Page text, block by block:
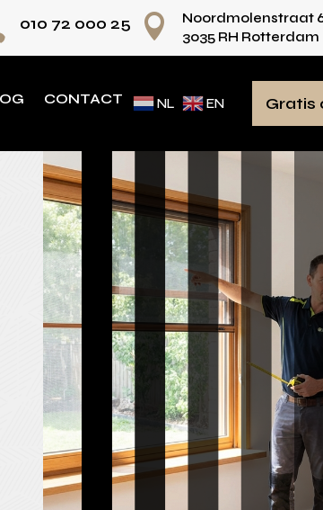
Persoonlijk advies voor iedere
010 72 000 25 
Noordmolenstraat
3035 RH Rotterdam
CONTACT NL EN Gratis